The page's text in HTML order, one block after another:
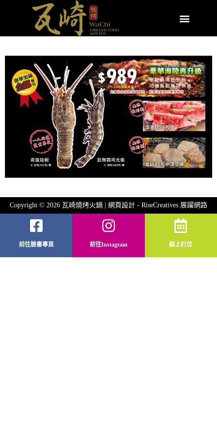
Copyright © 2026 瓦崎燒烤火鍋 | 網頁設計 - RiseCreatives 展躍網路
前往臉書專頁 前往Instagram 線上訂位